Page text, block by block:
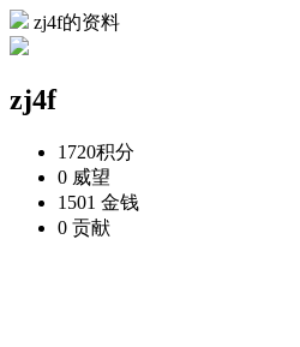
zj4f的资料
zj4f
1720积分
0 威望
1501 金钱
0 贡献